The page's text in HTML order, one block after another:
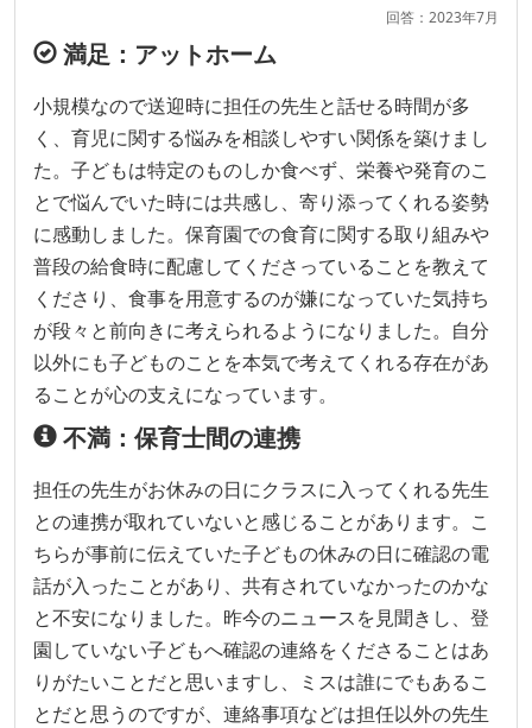
回答：2023年7月
満足：アットホーム
小規模なので送迎時に担任の先生と話せる時間が多
く、育児に関する悩みを相談しやすい関係を築けまし
た。子どもは特定のものしか食べず、栄養や発育のこ
とで悩んでいた時には共感し、寄り添ってくれる姿勢
に感動しました。保育園での食育に関する取り組みや
普段の給食時に配慮してくださっていることを教えて
くださり、食事を用意するのが嫌になっていた気持ち
が段々と前向きに考えられるようになりました。自分
以外にも子どものことを本気で考えてくれる存在があ
ることが心の支えになっています。
不満：保育士間の連携
担任の先生がお休みの日にクラスに入ってくれる先生
との連携が取れていないと感じることがあります。こ
ちらが事前に伝えていた子どもの休みの日に確認の電
話が入ったことがあり、共有されていなかったのかな
と不安になりました。昨今のニュースを見聞きし、登
園していない子どもへ確認の連絡をくださることはあ
りがたいことだと思いますし、ミスは誰にでもあるこ
とだと思うのですが、連絡事項などは担任以外の先生